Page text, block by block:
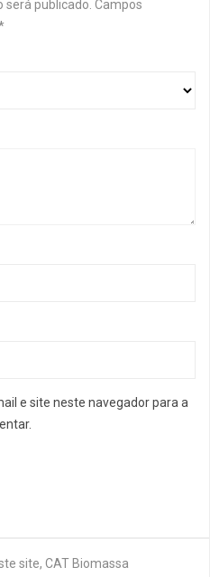
será publicado. Campos
e site neste navegador para a
site, CAT Biomassa